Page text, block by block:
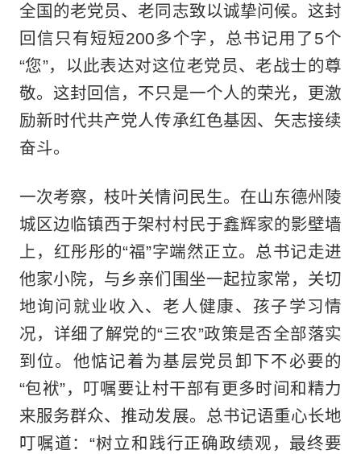
全国的老党员、老同志致以诚挚问候。这封
回信只有短短200多个字，总书记用了5个
“您”，以此表达对这位老党员、老战士的尊
敬。这封回信，不只是一个人的荣光，更激
励新时代共产党人传承红色基因、矢志接续
奋斗。
一次考察，枝叶关情问民生。在山东德州陵
城区边临镇西于架村村民于鑫辉家的影壁墙
上，红彤彤的“福”字端然正立。总书记走进
他家小院，与乡亲们围坐一起拉家常，关切
地询问就业收入、老人健康、孩子学习情
况，详细了解党的“三农”政策是否全部落实
到位。他惦记着为基层党员卸下不必要的
“包袱”，叮嘱要让村干部有更多时间和精力
来服务群众、推动发展。总书记语重心长地
叮嘱道：“树立和践行正确政绩观，最终要